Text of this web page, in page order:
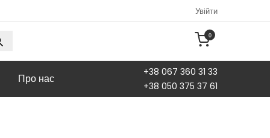
Увійти
0
Про нас
+38 067 360 31 33
+38 050 375 37 61